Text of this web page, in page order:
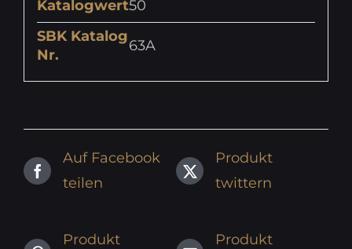
Katalogwert50
SBK Katalog
Nr.
63A
Auf Facebook
teilen
Produkt
twittern
Produkt
Produkt